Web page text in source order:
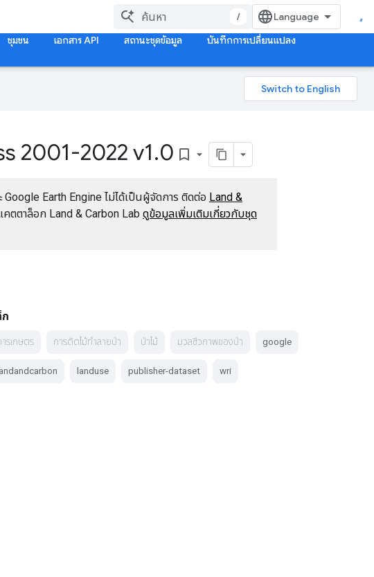
/
ชุมชน เอกสาร API สถานะชุดข้อมูล บันทึกการเปลี่ยนแปลง
2001-2022 v1.0 bookmark_border
Earth Engine ไม่ได้เป็นผู้จัดการ ติดต่อ Land &
คตตาล็อก Land & Carbon Lab ดูข้อมูลเพิ่มเติมเกี่ยวกับชุด
ารเกษตร การตัดไม้ทำลายป่า ป่าไม้ มวลชีวภาพของป่า google
landuse publisher-dataset wri